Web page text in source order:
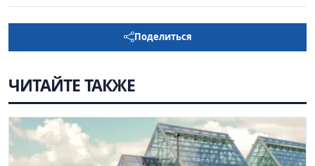
Поделиться
ЧИТАЙТЕ ТАКЖЕ